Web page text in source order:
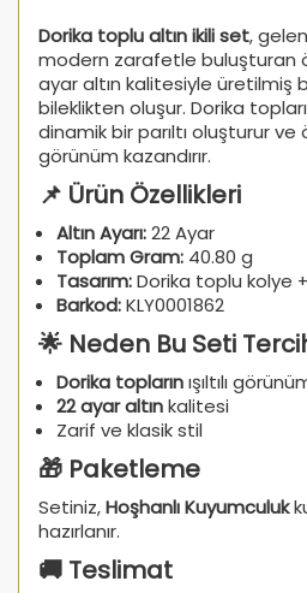
Dorika toplu altın ikili set,
modern zarafetle buluşturan
ayar altın kalitesiyle üretilmiş
bileklikten oluşur. Dorika
dinamik bir parıltı oluşturur
görünüm kazandırır.
📌 Ürün Özellikleri
Altın Ayarı:22 Ayar
Toplam Gram: 40.80 g
Tasarım:Dorika toplu kolye
Barkod:KLY0001862
🌟 Neden Bu Seti
Dorika toplarınışıltılı
22 ayar altınkalitesi
Zarif ve klasik stil
🎁 Paketleme
Setiniz,Hoşhanlı Kuyumculuk
hazırlanır.
🚚 Teslimat